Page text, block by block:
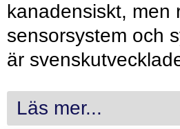
kanadensiskt, men
sensorsystem och
är
Läs mer...